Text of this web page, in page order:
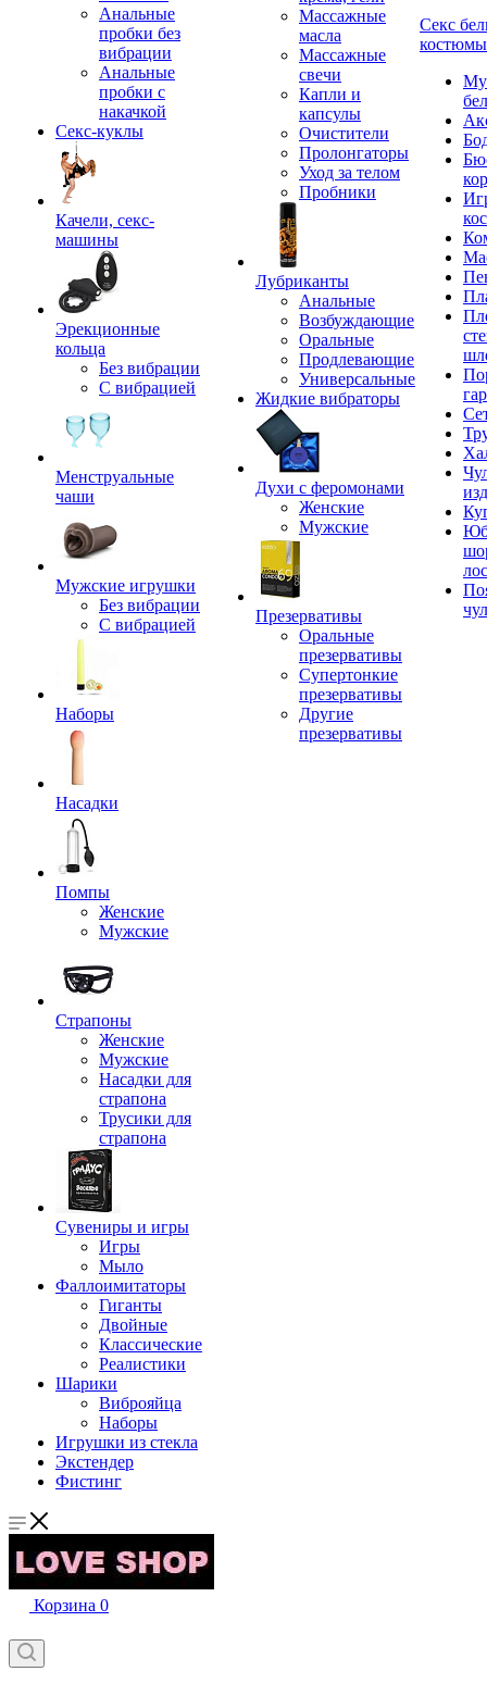
Анальные
пробки без
вибрации
Анальные
пробки с
накачкой
Секс-куклы
Качели, секс-
машины
Эрекционные
кольца
Без вибрации
С вибрацией
Менструальные
чаши
Мужские игрушки
Без вибрации
С вибрацией
Наборы
Насадки
Помпы
Женские
Мужские
Страпоны
Женские
Мужские
Насадки для
страпона
Трусики для
страпона
Сувениры и игры
Игры
Мыло
Фаллоимитаторы
Гиганты
Двойные
Классические
Реалистики
Шарики
Виброяйца
Наборы
Игрушки из стекла
Экстендер
Фистинг
Массажные
масла
Массажные
свечи
Капли и
капсулы
Очистители
Пролонгаторы
Уход за телом
Пробники
Лубриканты
Анальные
Возбуждающие
Оральные
Продлевающие
Универсальные
Жидкие вибраторы
Духи с феромонами
Женские
Мужские
Презервативы
Оральные
презервативы
Супертонкие
презервативы
Другие
презервативы
Секс
костюмы
Корзина 0